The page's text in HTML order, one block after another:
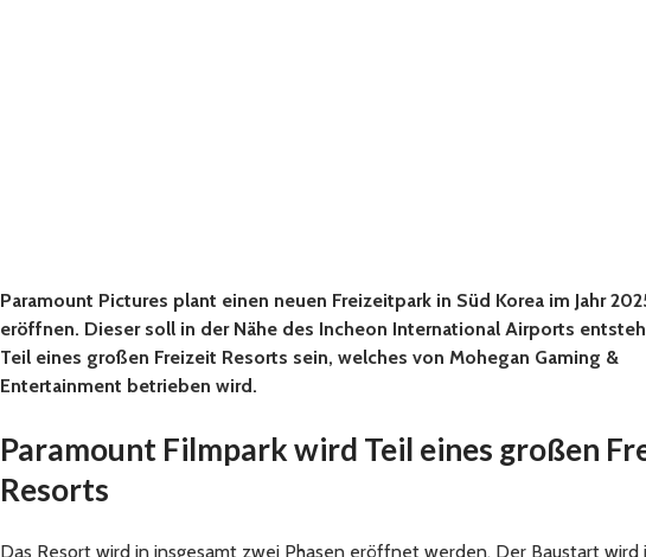
Paramount Pictures plant einen neuen Freizeitpark in Süd Korea im Jahr
eröffnen. Dieser soll in der Nähe des Incheon International Airports
Teil eines großen Freizeit Resorts sein, welches von Mohegan Gaming &
Entertainment betrieben wird.
Paramount Filmpark wird Teil eines großen
Resorts
Das Resort wird in insgesamt zwei Phasen eröffnet werden. Der Baustart wird